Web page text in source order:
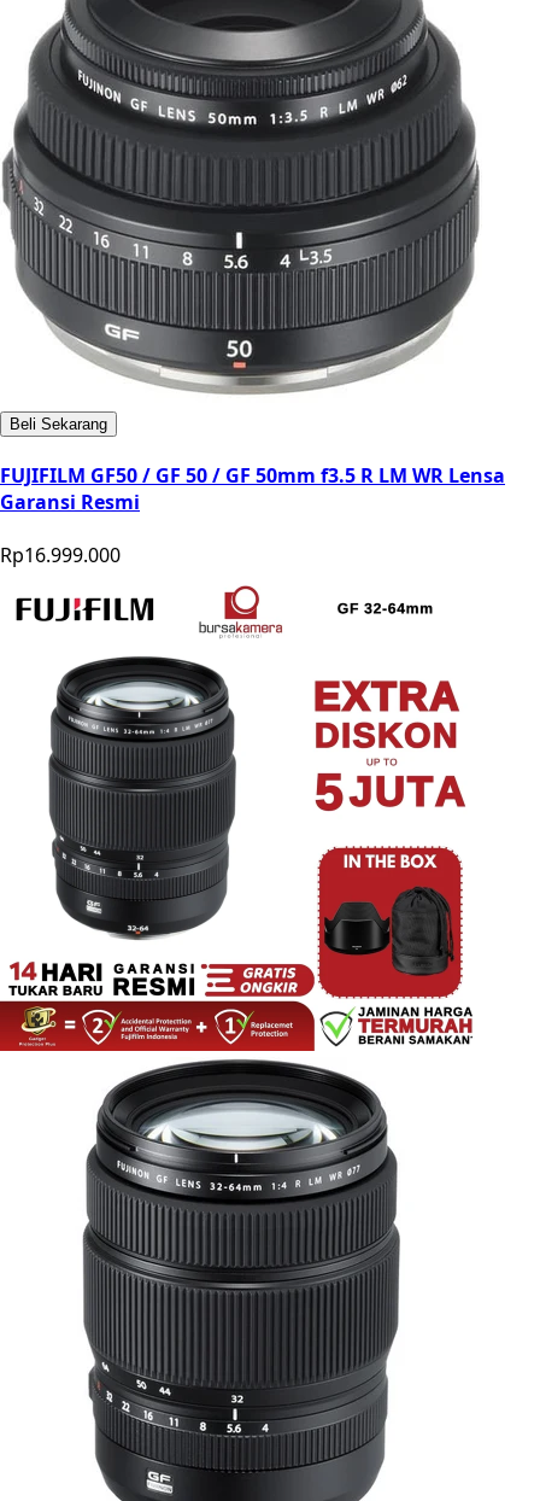
Beli Sekarang
FUJIFILM GF50 / GF 50 / GF 50mm f3.5 R LM WR Lensa
Garansi Resmi
Rp16.999.000